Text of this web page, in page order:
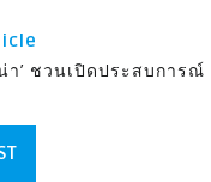
า’ ชวนเปิดประสบการณ์